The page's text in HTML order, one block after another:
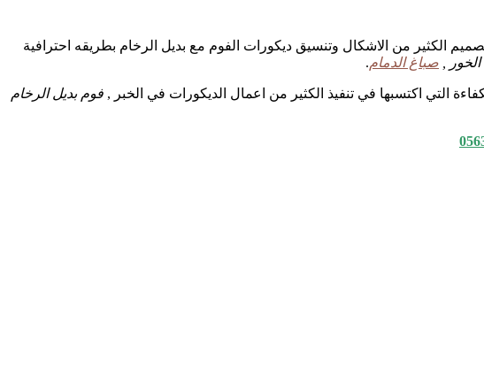
الكثير من الاشكال وتنسيق ديكورات الفوم مع بديل الرخام بطريقه احترافية
, صباغ الدمام.
التي اكتسبها في تنفيذ الكثير من اعمال الديكورات في الخبر , فوم بديل الرخام